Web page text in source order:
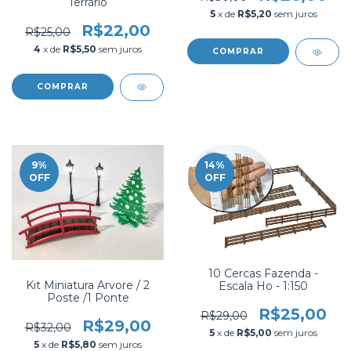
R$25,00 R$22,00
4 x de R$5,50 sem juros
COMPRAR
5 x de R$5,20 sem juros
9%
OFF
Kit Miniatura Arvore / 2
Poste /1 Ponte
R$32,00 R$29,00
5 x de R$5,80 sem juros
14%
OFF
10 Cercas Fazenda -
Escala Ho - 1:150
R$29,00 R$25,00
5 x de R$5,00 sem juros